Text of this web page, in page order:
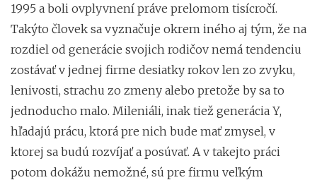
1995 a boli ovplyvnení práve prelomom tisícročí.
Takýto človek sa vyznačuje okrem iného aj tým, že na
rozdiel od generácie svojich rodičov nemá tendenciu
zostávať v jednej firme desiatky rokov len zo zvyku,
lenivosti, strachu zo zmeny alebo pretože by sa to
jednoducho malo. Mileniáli, inak tiež generácia Y,
hľadajú prácu, ktorá pre nich bude mať zmysel, v
ktorej sa budú rozvíjať a posúvať. A v takejto práci
potom dokážu nemožné, sú pre firmu veľkým